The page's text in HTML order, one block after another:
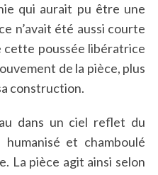
qui aurait pu être une
n’avait été aussi courte
poussée libératrice
de la pièce, plus
construction.
dans un ciel reflet du
et chamboulé
La pièce agit ainsi selon